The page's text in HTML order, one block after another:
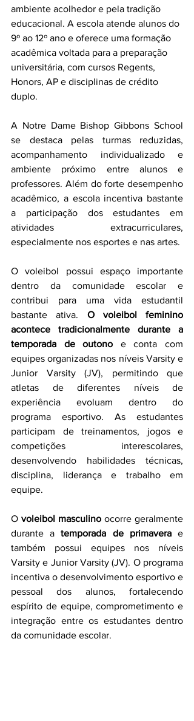
ambiente acolhedor e pela tradição
educacional. A escola atende alunos do
9º ao 12º ano e oferece uma formação
acadêmica voltada para a preparação
universitária, com cursos Regents,
Honors, AP e disciplinas de crédito
duplo.
A Notre Dame Bishop Gibbons School
se destaca pelas turmas reduzidas,
acompanhamento individualizado e
ambiente próximo entre alunos e
professores. Além do forte desempenho
acadêmico, a escola incentiva bastante
a participação dos estudantes em
atividades extracurriculares,
especialmente nos esportes e nas artes.
O voleibol possui espaço importante
dentro da comunidade escolar e
contribui para uma vida estudantil
bastante ativa. O voleibol feminino
acontece tradicionalmente durante a
temporada de outono e conta com
equipes organizadas nos níveis Varsity e
Junior Varsity (JV), permitindo que
atletas de diferentes níveis de
experiência evoluam dentro do
programa esportivo. As estudantes
participam de treinamentos, jogos e
competições interescolares,
desenvolvendo habilidades técnicas,
disciplina, liderança e trabalho em
equipe.
O voleibol masculino ocorre geralmente
durante a temporada de primavera e
também possui equipes nos níveis
Varsity e Junior Varsity (JV). O programa
incentiva o desenvolvimento esportivo e
pessoal dos alunos, fortalecendo
espírito de equipe, comprometimento e
integração entre os estudantes dentro
da comunidade escolar.